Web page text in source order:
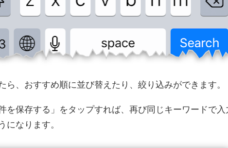
ら、おすすめ順に並び替えたり、絞り込みができます。
を保存する」をタップすれば、再び同じキーワードで入
になります。